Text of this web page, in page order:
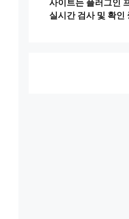
사이트는 플러그인
실시간 검사 및 확인